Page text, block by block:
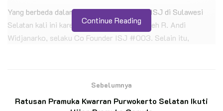
Yang berbeda dalam pelaksanaan kegiatan ISJ di Sulawesi
Selatan kali ini karena di hadiri langsung oleh R. Andi
Widjanarko, selaku Co Founder ISJ #003. Selain itu,
BACA JUGA
Continue Reading
Sebelumnya
Ratusan Pramuka Kwarran Purwokerto Selatan Ikuti